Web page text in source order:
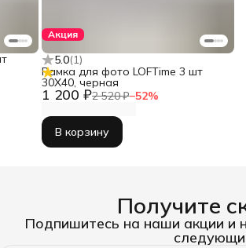
Акция
5.0(1)
1 200 ₽2 520 ₽−52%
Рамка для фото LOFTime 3 шт
30Х40, черная
В корзину
Получите
Подпишитесь на наши акции и